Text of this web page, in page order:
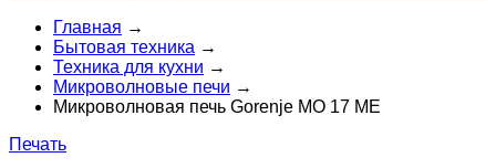
Главная →
Бытовая техника →
Техника для кухни →
Микроволновые печи →
Микроволновая печь Gorenje MO 17 ME
Печать